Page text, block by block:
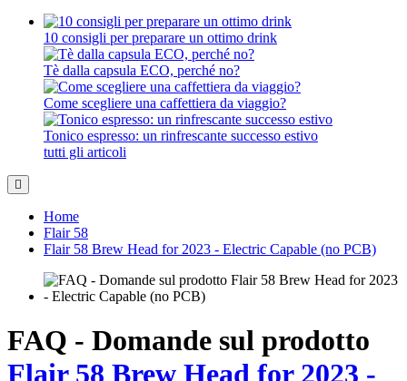
10 consigli per preparare un ottimo drink
Tè dalla capsula ECO, perché no?
Come scegliere una caffettiera da viaggio?
Tonico espresso: un rinfrescante successo estivo
tutti gli articoli
Home
Flair 58
Flair 58 Brew Head for 2023 - Electric Capable (no PCB)
FAQ - Domande sul prodotto
Flair 58 Brew Head for 2023 -